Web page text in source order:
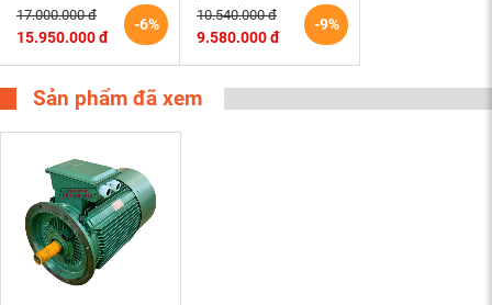
220/380/660V-B3 tốc
độ 730 (750)r/min
động cơ điện cơ Hem
Vihem
-6%
17.000.000 đ
15.950.000 đ
220/380V tốc độ 980 –
1000 r/min điện cơ -9%
10.540.000 đ
9.580.000 đ
Sản phẩm đã xem